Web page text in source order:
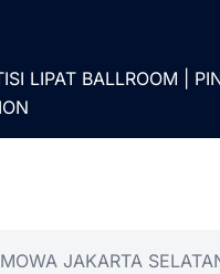
LIPAT BALLROOM |
JAKARTA